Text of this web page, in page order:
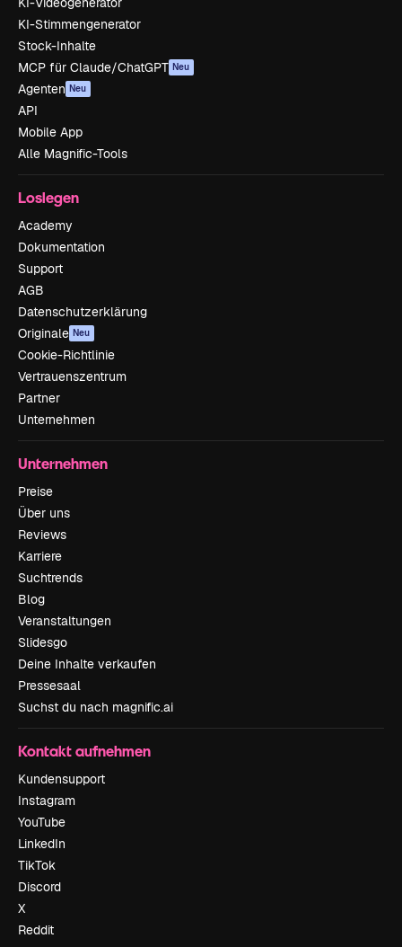
KI-Stimmengenerator
Stock-Inhalte
MCP für Claude/ChatGPT Neu
Agenten Neu
API
Mobile App
Alle Magnific-Tools
Loslegen
Academy
Dokumentation
Support
AGB
Datenschutzerklärung
Originale Neu
Cookie-Richtlinie
Vertrauenszentrum
Partner
Unternehmen
Unternehmen
Preise
Über uns
Reviews
Karriere
Suchtrends
Blog
Veranstaltungen
Slidesgo
Deine Inhalte verkaufen
Pressesaal
Suchst du nach magnific.ai
Kontakt aufnehmen
Kundensupport
Instagram
YouTube
LinkedIn
TikTok
Discord
X
Reddit